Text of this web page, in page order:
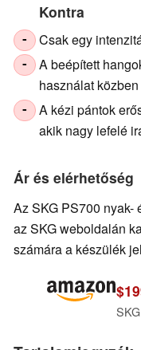
Kontra
- Csak egy
-
A beépített
használat
-
A kézi pántok
akik nagy lefelé
Ár és elérhetőség
Az SKG PS700 nyak-
az SKG weboldalán
számára a készülék